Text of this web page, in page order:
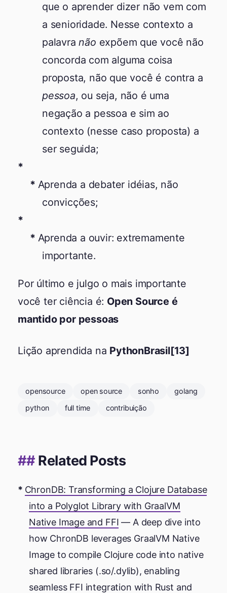
que o aprender dizer não vem com
a senioridade. Nesse contexto a
palavranão expõem que você não
concorda com alguma coisa
proposta, não que você é contra a
pessoa, ou seja, não é uma
negação a pessoa e sim ao
contexto (nesse caso proposta) a
ser seguida;
Aprenda a debater idéias, não
convicções;
Aprenda a ouvir: extremamente
importante.
Por último e julgo o mais importante
você ter ciência é: Open Source é
mantido por pessoas
Lição aprendida na PythonBrasil[13]
opensource open source sonho
golang
python
full time contribuição
Related Posts
ChronDB: Transforming a Clojure Database
into a Polyglot Library with GraalVM
Native Image and FFI — A deep dive into
how ChronDB leverages GraalVM Native
Image to compile Clojure code into native
shared libraries (.so/.dylib), enabling
seamless FFI integration with Rust and